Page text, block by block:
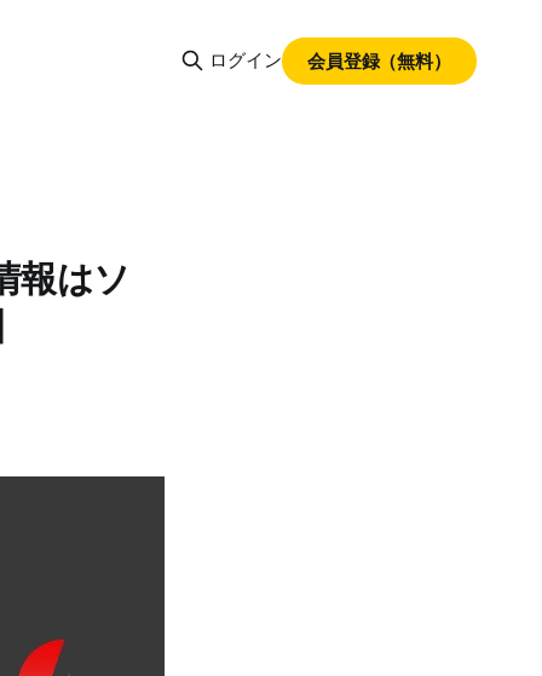
ログイン 会員登録（無料）
報はソ